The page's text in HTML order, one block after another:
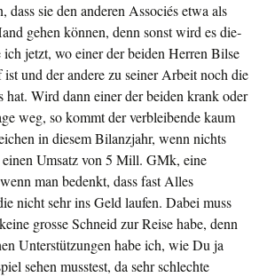
dass sie den anderen Associés etwa als
gehen können, denn sonst wird es die­
ich jetzt, wo einer der beiden Herren Bilse
und der andere zu seiner Arbeit noch die
hat. Wird dann einer der beiden krank oder
weg, so kommt der verblei­bende kaum
in diesem Bilanzjahr, wenn nichts
Umsatz von 5 Mill. GMk, eine
man bedenkt, dass fast Alles
nicht sehr ins Geld laufen. Dabei muss
grosse Schneid zur Reise habe, denn
Unterstützungen habe ich, wie Du ja
sehen musstest, da sehr schlechte